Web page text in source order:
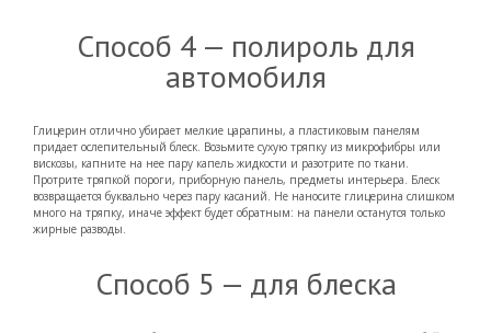
Способ 4 — полироль для
автомобиля
Глицерин отлично убирает мелкие царапины, а пластиковым панелям
придает ослепительный блеск. Возьмите сухую тряпку из микрофибры или
вискозы, капните на нее пару капель жидкости и разотрите по ткани.
Протрите тряпкой пороги, приборную панель, предметы интерьера. Блеск
возвращается буквально через пару касаний. Не наносите глицерина слишком
много на тряпку, иначе эффект будет обратным: на панели останутся только
жирные разводы.
Способ 5 — для блеска